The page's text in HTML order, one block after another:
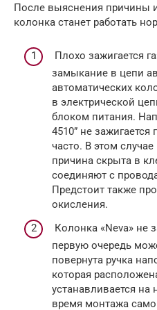
После выяснения причины
колонка станет работать
Плохо зажигается
замыкание в цепи
автоматических
в электрической
блоком питания.
4510” не
часто. В этом
причина скрыта в
соединяют с
Предстоит также
окисления.
Колонка «Neva» не
первую очередь
повернута ручка
которая
устанавливается
время монтажа